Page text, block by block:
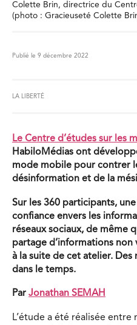
Colette Brin, directrice du
(photo : Gracieuseté Colette
Publié le 9 décembre 2022
LA LIBERTÉ
Le Centre d’études sur les
HabiloMédias ont
mode mobile pour contrer
désinformation et de la
Sur les 360 participants,
confiance envers les
réseaux sociaux, de même
partage d’informations
à la suite de cet atelier.
dans le temps.
Par Jonathan SEMAH
L’étude a été réalisée